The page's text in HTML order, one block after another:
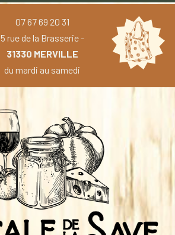
07 67 69 20 31
5 rue de la Brasserie -
31330 MERVILLE
du mardi au samedi